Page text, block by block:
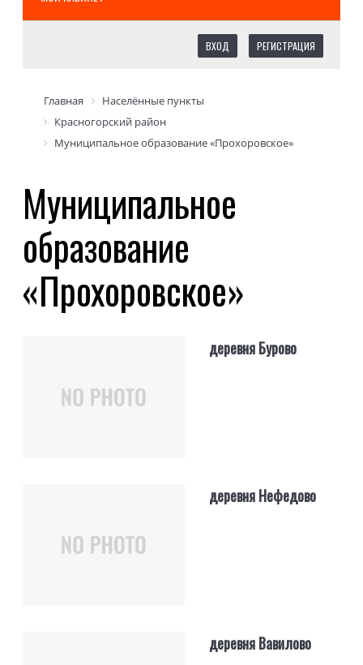
ВХОД РЕГИСТРАЦИЯ
Главная
Населённые пункты
Красногорский район
Муниципальное образование «Прохоровское»
Муниципальное
образование
«Прохоровское»
деревня Бурово
деревня Нефедово
деревня Вавилово